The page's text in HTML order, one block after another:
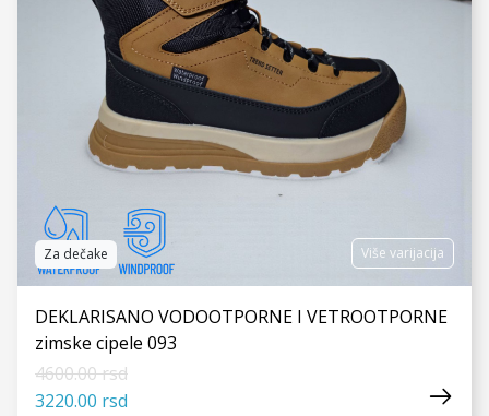
Za dečake Više varijacija
DEKLARISANO VODOOTPORNE I VETROOTPORNE
zimske cipele 093
4600.00 rsd
3220.00 rsd